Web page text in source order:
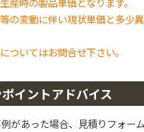
の変動に伴い現状単価と多少
ついてはお問合せ下さい。
イントアドバイス
があった場合、見積りフォー